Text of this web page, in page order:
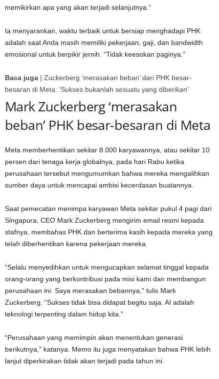
memikirkan apa yang akan terjadi selanjutnya.”
Ia menyarankan, waktu terbaik untuk bersiap menghadapi PHK
adalah saat Anda masih memiliki pekerjaan, gaji, dan bandwidth
emosional untuk berpikir jernih. “Tidak keesokan paginya.”
Baca juga | Zuckerberg ‘merasakan beban’ dari PHK besar-
besaran di Meta: ‘Sukses bukanlah sesuatu yang diberikan’
Mark Zuckerberg ‘merasakan
beban’ PHK besar-besaran di Meta
Meta memberhentikan sekitar 8.000 karyawannya, atau sekitar 10
persen dari tenaga kerja globalnya, pada hari Rabu ketika
perusahaan tersebut mengumumkan bahwa mereka mengalihkan
sumber daya untuk mencapai ambisi kecerdasan buatannya.
Saat pemecatan menimpa karyawan Meta sekitar pukul 4 pagi dari
Singapura, CEO Mark Zuckerberg mengirim email resmi kepada
stafnya, membahas PHK dan berterima kasih kepada mereka yang
telah diberhentikan karena pekerjaan mereka.
“Selalu menyedihkan untuk mengucapkan selamat tinggal kepada
orang-orang yang berkontribusi pada misi kami dan membangun
perusahaan ini. Saya merasakan bebannya,” tulis Mark
Zuckerberg. “Sukses tidak bisa didapat begitu saja. AI adalah
teknologi terpenting dalam hidup kita.”
“Perusahaan yang memimpin akan menentukan generasi
berikutnya,” katanya. Memo itu juga menyatakan bahwa PHK lebih
lanjut diperkirakan tidak akan terjadi pada tahun ini.